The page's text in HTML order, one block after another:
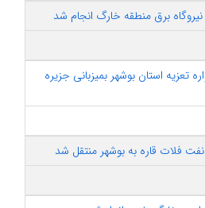
نیروگاه برق منطقه خارگ انجام شد
تعزیه استان بوشهر بمیزبانی جزیره
نفت فلات قاره به بوشهر منتقل شد